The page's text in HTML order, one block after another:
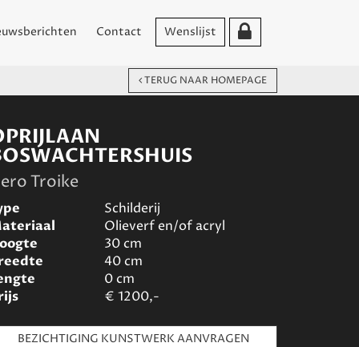
Contact Wenslijst
TERUG NAAR HOMEPAGE
Troike
Schilderij
Olieverf en/of acryl
30cm
40cm
0cm
€ 1200,-
BEZICHTIGING KUNSTWERK AANVRAGEN